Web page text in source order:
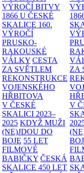
VÝROČÍ BITVY
1866 U ČESKÉ
SKALICE 160.
VÝROČÍ
PRUSKO-
RAKOUSKÉ
VÁLKY CESTA
ZA SVĚTLEM
REKONSTRUKCE
VOJENSKÉHO
HŘBITOVA
V ČESKÉ
SKALICI 2023–
2025 KDYŽ MUŽI
(NE)JDOU DO
BOJE 55 LET
FILMOVÉ
BABIČKY ČESKÁ
SKALICE 450 LET
ZA
V